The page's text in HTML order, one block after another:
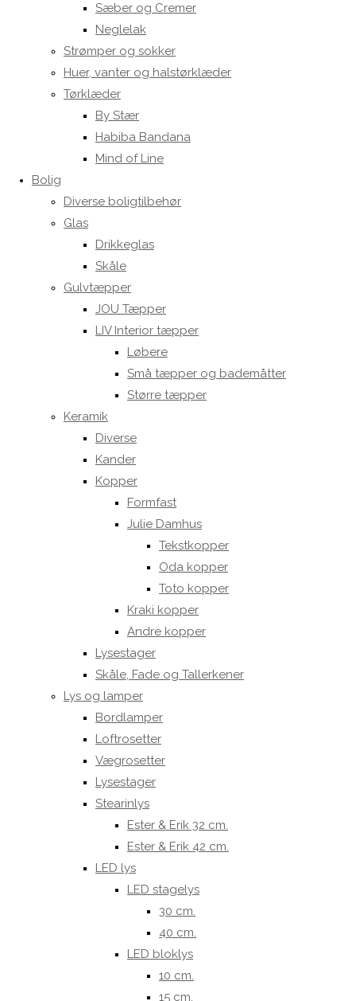
Sæber og Cremer
Neglelak
Strømper og sokker
Huer, vanter og halstørklæder
Tørklæder
By Stær
Habiba Bandana
Mind of Line
Bolig
Diverse boligtilbehør
Glas
Drikkeglas
Skåle
Gulvtæpper
JOU Tæpper
LIV Interior tæpper
Løbere
Små tæpper og bademåtter
Større tæpper
Keramik
Diverse
Kander
Kopper
Formfast
Julie Damhus
Tekstkopper
Oda kopper
Toto kopper
Kraki kopper
Andre kopper
Lysestager
Skåle, Fade og Tallerkener
Lys og lamper
Bordlamper
Loftrosetter
Vægrosetter
Lysestager
Stearinlys
Ester & Erik 32 cm.
Ester & Erik 42 cm.
LED lys
LED stagelys
30 cm.
40 cm.
LED bloklys
10 cm.
15 cm.